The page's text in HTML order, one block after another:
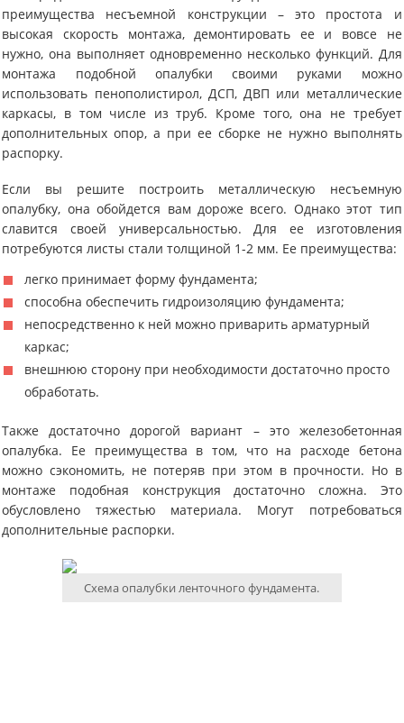
преимущества несъемной конструкции – это простота и
высокая скорость монтажа, демонтировать ее и вовсе не
нужно, она выполняет одновременно несколько функций. Для
монтажа подобной опалубки своими руками можно
использовать пенополистирол, ДСП, ДВП или металлические
каркасы, в том числе из труб. Кроме того, она не требует
дополнительных опор, а при ее сборке не нужно выполнять
распорку.
Если вы решите построить металлическую несъемную
опалубку, она обойдется вам дороже всего. Однако этот тип
славится своей универсальностью. Для ее изготовления
потребуются листы стали толщиной 1-2 мм. Ее преимущества:
легко принимает форму фундамента;
способна обеспечить гидроизоляцию фундамента;
непосредственно к ней можно приварить арматурный
каркас;
внешнюю сторону при необходимости достаточно просто
обработать.
Также достаточно дорогой вариант – это железобетонная
опалубка. Ее преимущества в том, что на расходе бетона
можно сэкономить, не потеряв при этом в прочности. Но в
монтаже подобная конструкция достаточно сложна. Это
обусловлено тяжестью материала. Могут потребоваться
дополнительные распорки.
Схема опалубки ленточного фундамента.